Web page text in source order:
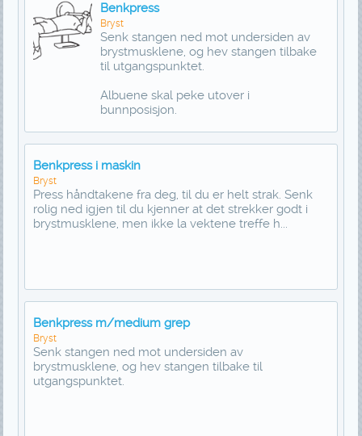
Benkpress
Bryst
Senk stangen ned mot undersiden av
brystmusklene, og hev stangen tilbake
til utgangspunktet.
Albuene skal peke utover i
bunnposisjon.
Benkpress i maskin
Bryst
Press håndtakene fra deg, til du er helt strak. Senk
rolig ned igjen til du kjenner at det strekker godt i
brystmusklene, men ikke la vektene treffe h...
Benkpress m/medium grep
Bryst
Senk stangen ned mot undersiden av
brystmusklene, og hev stangen tilbake til
utgangspunktet.